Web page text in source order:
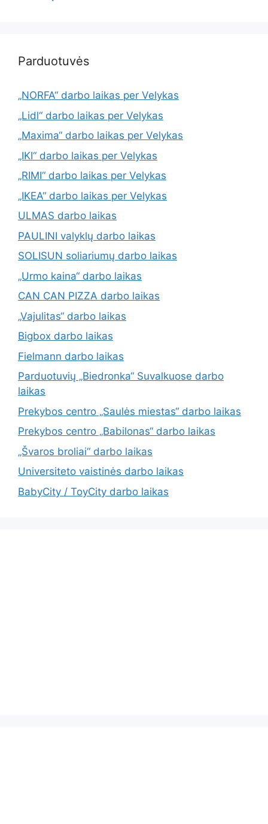
Parduotuvės
„NORFA“ darbo laikas per Velykas
„Lidl“ darbo laikas per Velykas
„Maxima“ darbo laikas per Velykas
„IKI“ darbo laikas per Velykas
„RIMI“ darbo laikas per Velykas
„IKEA“ darbo laikas per Velykas
ULMAS darbo laikas
PAULINI valyklų darbo laikas
SOLISUN soliariumų darbo laikas
„Urmo kaina“ darbo laikas
CAN CAN PIZZA darbo laikas
„Vajulitas“ darbo laikas
Bigbox darbo laikas
Fielmann darbo laikas
Parduotuvių „Biedronka“ Suvalkuose darbo
laikas
Prekybos centro „Saulės miestas“ darbo laikas
Prekybos centro „Babilonas“ darbo laikas
„Švaros broliai“ darbo laikas
Universiteto vaistinės darbo laikas
BabyCity / ToyCity darbo laikas